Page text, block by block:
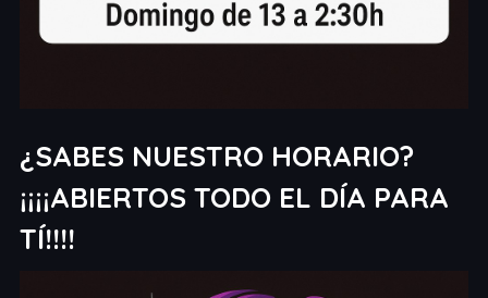
¿SABES NUESTRO HORARIO?
¡¡¡¡ABIERTOS TODO EL DÍA PARA
TÍ!!!!